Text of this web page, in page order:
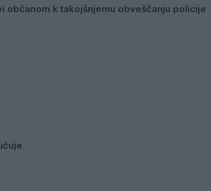
občanom k takojšnjemu obveščanju policije